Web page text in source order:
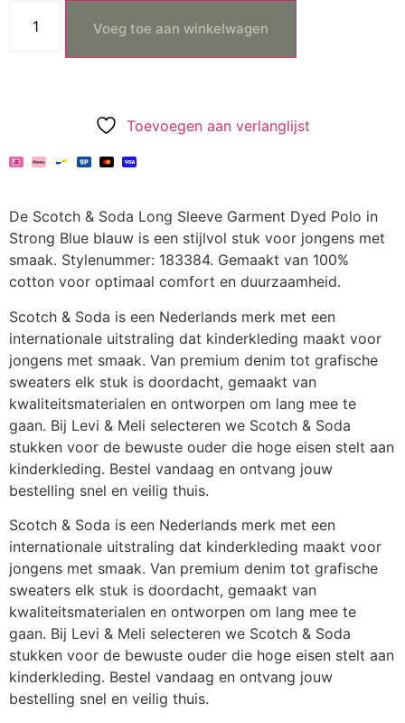
Voeg toe aan winkelwagen
Toevoegen aan verlanglijst
De Scotch & Soda Long Sleeve Garment Dyed Polo in
Strong Blue blauw is een stijlvol stuk voor jongens met
smaak. Stylenummer: 183384. Gemaakt van 100%
cotton voor optimaal comfort en duurzaamheid.
Scotch & Soda is een Nederlands merk met een
internationale uitstraling dat kinderkleding maakt voor
jongens met smaak. Van premium denim tot grafische
sweaters elk stuk is doordacht, gemaakt van
kwaliteitsmaterialen en ontworpen om lang mee te
gaan. Bij Levi & Meli selecteren we Scotch & Soda
stukken voor de bewuste ouder die hoge eisen stelt aan
kinderkleding. Bestel vandaag en ontvang jouw
bestelling snel en veilig thuis.
Scotch & Soda is een Nederlands merk met een
internationale uitstraling dat kinderkleding maakt voor
jongens met smaak. Van premium denim tot grafische
sweaters elk stuk is doordacht, gemaakt van
kwaliteitsmaterialen en ontworpen om lang mee te
gaan. Bij Levi & Meli selecteren we Scotch & Soda
stukken voor de bewuste ouder die hoge eisen stelt aan
kinderkleding. Bestel vandaag en ontvang jouw
bestelling snel en veilig thuis.